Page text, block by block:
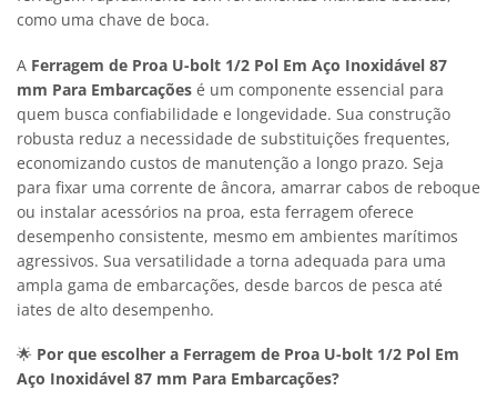
como uma chave de boca.
A Ferragem de Proa U-bolt 1/2 Pol Em Aço Inoxidável 87
mm Para Embarcações é um componente essencial para
quem busca confiabilidade e longevidade. Sua construção
robusta reduz a necessidade de substituições frequentes,
economizando custos de manutenção a longo prazo. Seja
para fixar uma corrente de âncora, amarrar cabos de reboque
ou instalar acessórios na proa, esta ferragem oferece
desempenho consistente, mesmo em ambientes marítimos
agressivos. Sua versatilidade a torna adequada para uma
ampla gama de embarcações, desde barcos de pesca até
iates de alto desempenho.
🌟 Por que escolher a Ferragem de Proa U-bolt 1/2 Pol Em
Aço Inoxidável 87 mm Para Embarcações?